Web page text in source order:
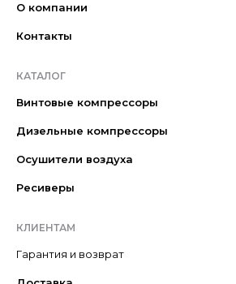
О компании
Контакты
КАТАЛОГ
Винтовые компрессоры
Дизельные компрессоры
Осушители воздуха
Ресиверы
КЛИЕНТАМ
Гарантия и возврат